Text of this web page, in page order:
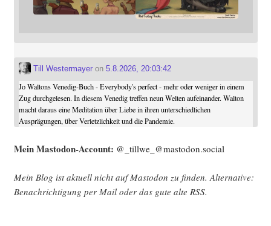
Till Westermayeron 5.8.2026, 20:03:42
Jo Waltons Venedig-Buch - Everybody's perfect - mehr oder weniger in einem
Zug durchgelesen. In diesem Venedig treffen neun Welten aufeinander. Walton
macht daraus eine Meditation über Liebe in ihren unterschiedlichen
Ausprägungen, über Verletzlichkeit und die Pandemie.
Mein Mast­o­don-Account: @_tillwe_@mastodon.social
Mein Blog ist aktu­ell nicht auf Mast­o­don zu fin­den. Alter­na­ti­ve:
Benach­rich­ti­gung per Mail oder das gute alte RSS.